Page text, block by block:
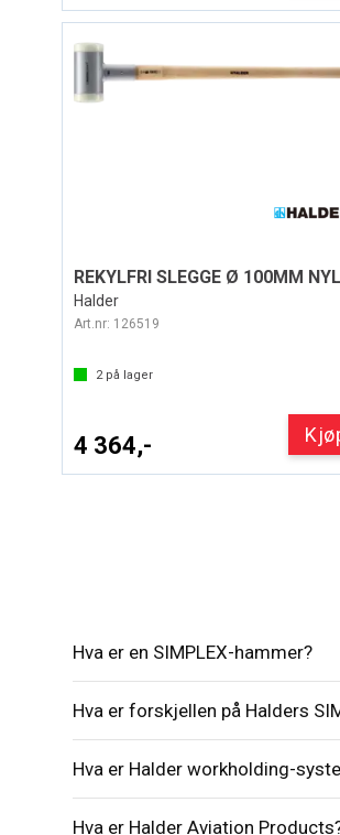
Halder
Art.nr: 126519
2på lager
4 364,-
Hva er en SIMPLEX-hammer?
Hva er forskjellen på Halders
Hva er Halder workholding-
Hva er Halder Aviation